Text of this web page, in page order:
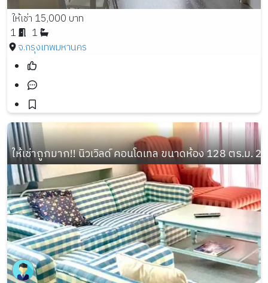
ให้เช่า 15,000 บาท
1
1
จ.กรุงเทพมหานคร
ให้เช่าถูกมาก!! นิวเวิลด์ คอนโดเทล ขนาดห้อง 128 ตร.ม.